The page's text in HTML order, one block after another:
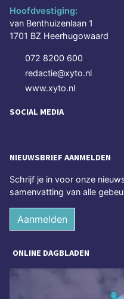
Hoofdvestiging:
van Benthuizenlaan 1
1701 BZ Heerhugowaard
072 8200 600
redactie@xyto.nl
www.xyto.nl
SOCIAL MEDIA
NIEUWSBRIEF AANMELDEN
Schrijf je in voor onze
samenvatting van alle
Aanmelden
ONLINE DAGBLADEN